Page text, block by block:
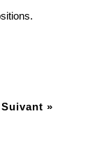
Suivant »